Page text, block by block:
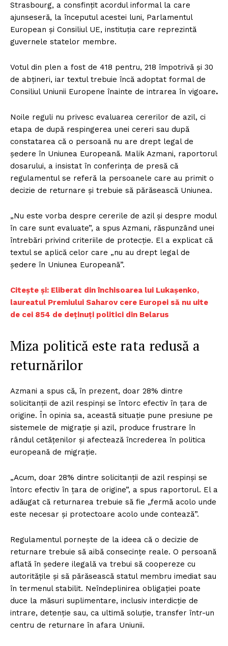
Strasbourg, a consfințit acordul informal la care
ajunseseră, la începutul acestei luni, Parlamentul
European și Consiliul UE, instituția care reprezintă
guvernele statelor membre.
Votul din plen a fost de 418 pentru, 218 împotrivă și 30
de abțineri, iar textul trebuie încă adoptat formal de
Consiliul Uniunii Europene înainte de intrarea în vigoare.
Noile reguli nu privesc evaluarea cererilor de azil, ci
etapa de după respingerea unei cereri sau după
constatarea că o persoană nu are drept legal de
ședere în Uniunea Europeană. Malik Azmani, raportorul
dosarului, a insistat în conferința de presă că
regulamentul se referă la persoanele care au primit o
decizie de returnare și trebuie să părăsească Uniunea.
„Nu este vorba despre cererile de azil și despre modul
în care sunt evaluate”, a spus Azmani, răspunzând unei
întrebări privind criteriile de protecție. El a explicat că
textul se aplică celor care „nu au drept legal de
ședere în Uniunea Europeană”.
Citește și: Eliberat din închisoarea lui Lukașenko,
laureatul Premiului Saharov cere Europei să nu uite
de cei 854 de deținuți politici din Belarus
Miza politică este rata redusă a
returnărilor
Azmani a spus că, în prezent, doar 28% dintre
solicitanții de azil respinși se întorc efectiv în țara de
origine. În opinia sa, această situație pune presiune pe
sistemele de migrație și azil, produce frustrare în
rândul cetățenilor și afectează încrederea în politica
europeană de migrație.
„Acum, doar 28% dintre solicitanții de azil respinși se
întorc efectiv în țara de origine”, a spus raportorul. El a
adăugat că returnarea trebuie să fie „fermă acolo unde
este necesar și protectoare acolo unde contează”.
Regulamentul pornește de la ideea că o decizie de
returnare trebuie să aibă consecințe reale. O persoană
aflată în ședere ilegală va trebui să coopereze cu
autoritățile și să părăsească statul membru imediat sau
în termenul stabilit. Neîndeplinirea obligației poate
duce la măsuri suplimentare, inclusiv interdicție de
intrare, detenție sau, ca ultimă soluție, transfer într-un
centru de returnare în afara Uniunii.